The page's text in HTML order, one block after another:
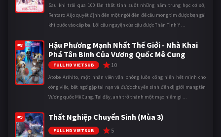
Sau khi trải qua 100 lần thất tình suốt những năm trung học cơ sở,
Rentaro Aijo quyết định đến một ngôi đền để cầu mong tìm được bạn gái
khi bước vào cấp ba. Lời cầu nguyện của cậu được Thần Tình Y ...
#8
Hậu Phương Mạnh Nhất Thế Giới - Nhà Khai
Phá Tân Binh Của Vương Quốc Mê Cung
FULL HD VIETSUB 10
Atobe Arihito, một nhân viên văn phòng luôn cống hiến hết mình cho
công việc, bất ngờ gặp tai nạn và được chuyển sinh đến dị giới mang tên
Vương quốc Mê Cung. Tại đây, anh trở thành một mạo hiểm gi ...
#9 Thất Nghiệp Chuyển Sinh (Mùa 3)
FULL HD VIETSUB 5